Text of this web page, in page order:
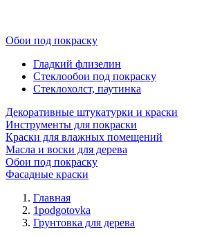
Обои под покраску
Гладкий флизелин
Стеклообои под покраску
Стеклохолст, паутинка
Декоративные штукатурки и краски
Инструменты для покраски
Краски для влажных помещений
Масла и воски для дерева
Обои под покраску
Фасадные краски
Главная
1podgotovka
Грунтовка для дерева